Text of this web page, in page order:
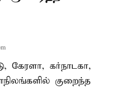
கேரளா, கர்நாடகா,
குறைந்த